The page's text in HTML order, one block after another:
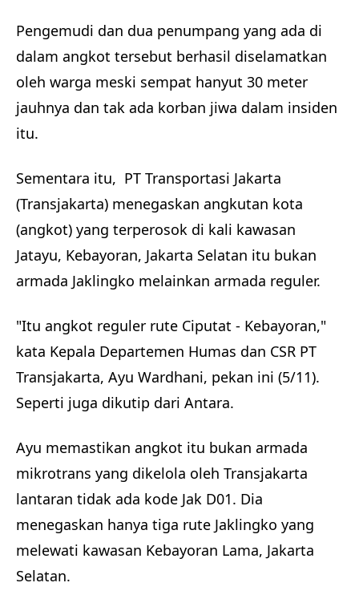
Pengemudi dan dua penumpang yang ada di
dalam angkot tersebut berhasil diselamatkan
oleh warga meski sempat hanyut 30 meter
jauhnya dan tak ada korban jiwa dalam insiden
itu.
Sementara itu, PT Transportasi Jakarta
(Transjakarta) menegaskan angkutan kota
(angkot) yang terperosok di kali kawasan
Jatayu, Kebayoran, Jakarta Selatan itu bukan
armada Jaklingko melainkan armada reguler.
"Itu angkot reguler rute Ciputat - Kebayoran,"
kata Kepala Departemen Humas dan CSR PT
Transjakarta, Ayu Wardhani, pekan ini (5/11).
Seperti juga dikutip dari Antara.
Ayu memastikan angkot itu bukan armada
mikrotrans yang dikelola oleh Transjakarta
lantaran tidak ada kode Jak D01. Dia
menegaskan hanya tiga rute Jaklingko yang
melewati kawasan Kebayoran Lama, Jakarta
Selatan.